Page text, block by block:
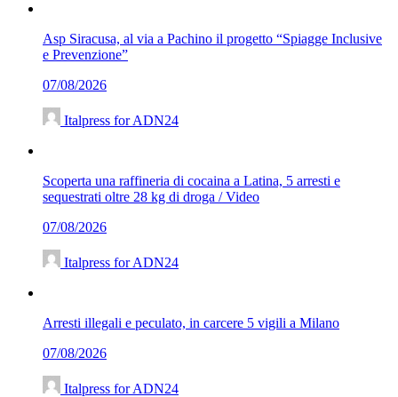
Asp Siracusa, al via a Pachino il progetto “Spiagge Inclusive
e Prevenzione”
07/08/2026
Italpress for ADN24
Scoperta una raffineria di cocaina a Latina, 5 arresti e
sequestrati oltre 28 kg di droga / Video
07/08/2026
Italpress for ADN24
Arresti illegali e peculato, in carcere 5 vigili a Milano
07/08/2026
Italpress for ADN24